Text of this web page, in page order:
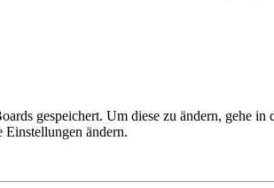
gespeichert. Um diese zu ändern, gehe
Einstellungen ändern.